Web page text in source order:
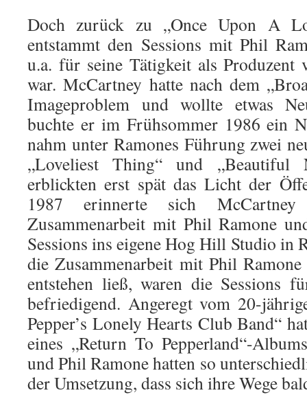
Doch zurück zu „Once Upon A
entstammt den Sessions mit Phil
u.a. für seine Tätigkeit als
war. McCartney hatte nach dem
Imageproblem und wollte etwas
buchte er im Frühsommer 1986 ein
nahm unter Ramones Führung zwei
„Loveliest Thing“ und „Beautiful
erblickten erst spät das Licht der
1987 erinnerte sich
Zusammenarbeit mit Phil Ramone
Sessions ins eigene Hog Hill Studio in
die Zusammenarbeit mit Phil Ramone
entstehen ließ, waren die Sessions
befriedigend. Angeregt vom 20-
Pepper’s Lonely Hearts Club Band“
eines „Return To Pepperland“-
und Phil Ramone hatten so
der Umsetzung, dass sich ihre Wege